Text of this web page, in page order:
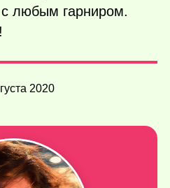
с любым гарниром.
2020